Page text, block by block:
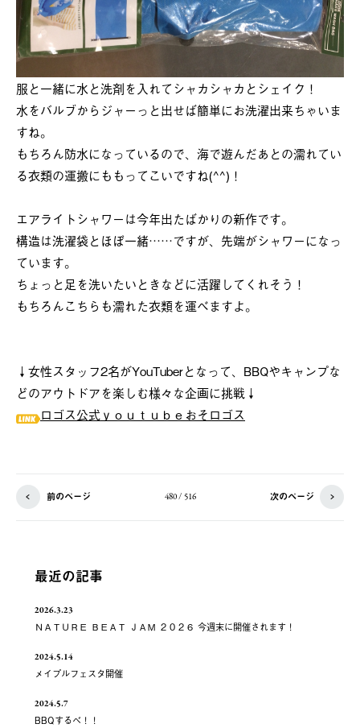
服と一緒に水と洗剤を入れてシャカシャカとシェイク！
水をバルブからジャーっと出せば簡単にお洗濯出来ちゃいま
すね。
もちろん防水になっているので、海で遊んだあとの濡れてい
る衣類の運搬にももってこいですね(^^)！
エアライトシャワーは今年出たばかりの新作です。
構造は洗濯袋とほぼ一緒……ですが、先端がシャワーになっ
ています。
ちょっと足を洗いたいときなどに活躍してくれそう！
もちろんこちらも濡れた衣類を運べますよ。
↓女性スタッフ2名がYouTuberとなって、BBQやキャンプな
どのアウトドアを楽しむ様々な企画に挑戦↓
ロゴス公式ｙｏｕｔｕｂｅおそロゴス
前のページ 480 / 516 次のページ
最近の記事
2026.3.23
ＮＡＴＵＲＥ ＢＥＡＴ ＪＡＭ ２０２６ 今週末に開催されます！
2024.5.14
メイプルフェスタ開催
2024.5.7
BBQするべ！！